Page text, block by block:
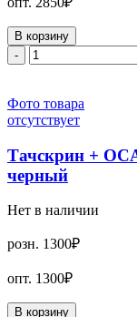
В корзину
-
Фото товара
отсутствует
Тачскрин +
черный
Нет в наличии
розн. 1300₽
опт. 1300₽
В корзину